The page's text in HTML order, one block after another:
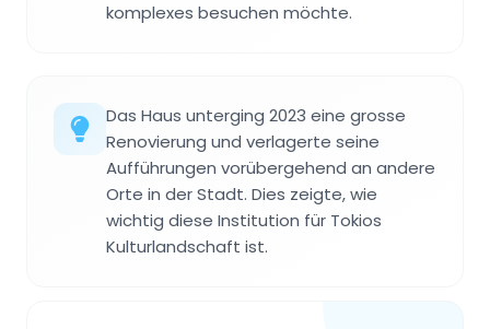
komplexes besuchen möchte.
Das Haus unterging 2023 eine grosse
Renovierung und verlagerte seine
Aufführungen vorübergehend an andere
Orte in der Stadt. Dies zeigte, wie
wichtig diese Institution für Tokios
Kulturlandschaft ist.